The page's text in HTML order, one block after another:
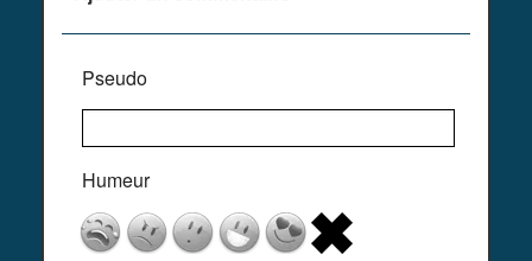
Pseudo
Humeur